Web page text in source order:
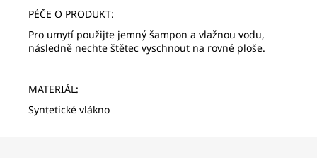
PÉČE O PRODUKT:
Pro umytí použijte jemný šampon a vlažnou vodu,
následně nechte štětec vyschnout na rovné ploše.
MATERIÁL:
Syntetické vlákno
OBLIČEJ
789
Z